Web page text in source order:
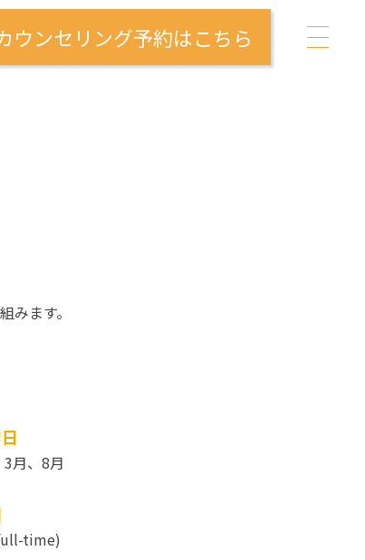
ウンセリング予約はこちら
ます。
3月、8月
time)